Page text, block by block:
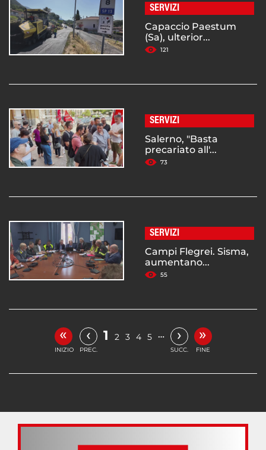
SERVIZI
Capaccio Paestum
(Sa), ulterior...
121
SERVIZI
Salerno, "Basta
precariato all'...
73
SERVIZI
Campi Flegrei. Sisma,
aumentano...
55
«
INIZIO
‹
PREC.
1 2 3 4 5 … ›
SUCC.
»
FINE